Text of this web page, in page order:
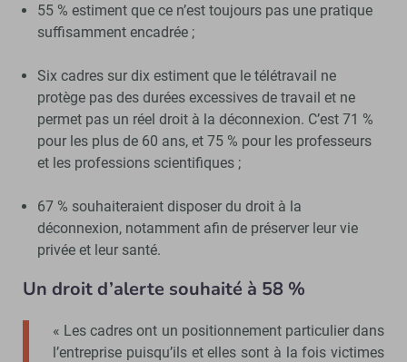
55 % estiment que ce n’est toujours pas une pratique
suffisamment encadrée ;
Six cadres sur dix estiment que le télétravail ne
protège pas des durées excessives de travail et ne
permet pas un réel droit à la déconnexion. C’est 71 %
pour les plus de 60 ans, et 75 % pour les professeurs
et les professions scientifiques ;
67 % souhaiteraient disposer du droit à la
déconnexion, notamment afin de préserver leur vie
privée et leur santé.
Un droit d’alerte souhaité à 58 %
« Les cadres ont un positionnement particulier dans
l’entreprise puisqu’ils et elles sont à la fois victimes